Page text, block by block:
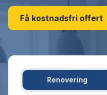
Få kostnadsfri offert
Renovering